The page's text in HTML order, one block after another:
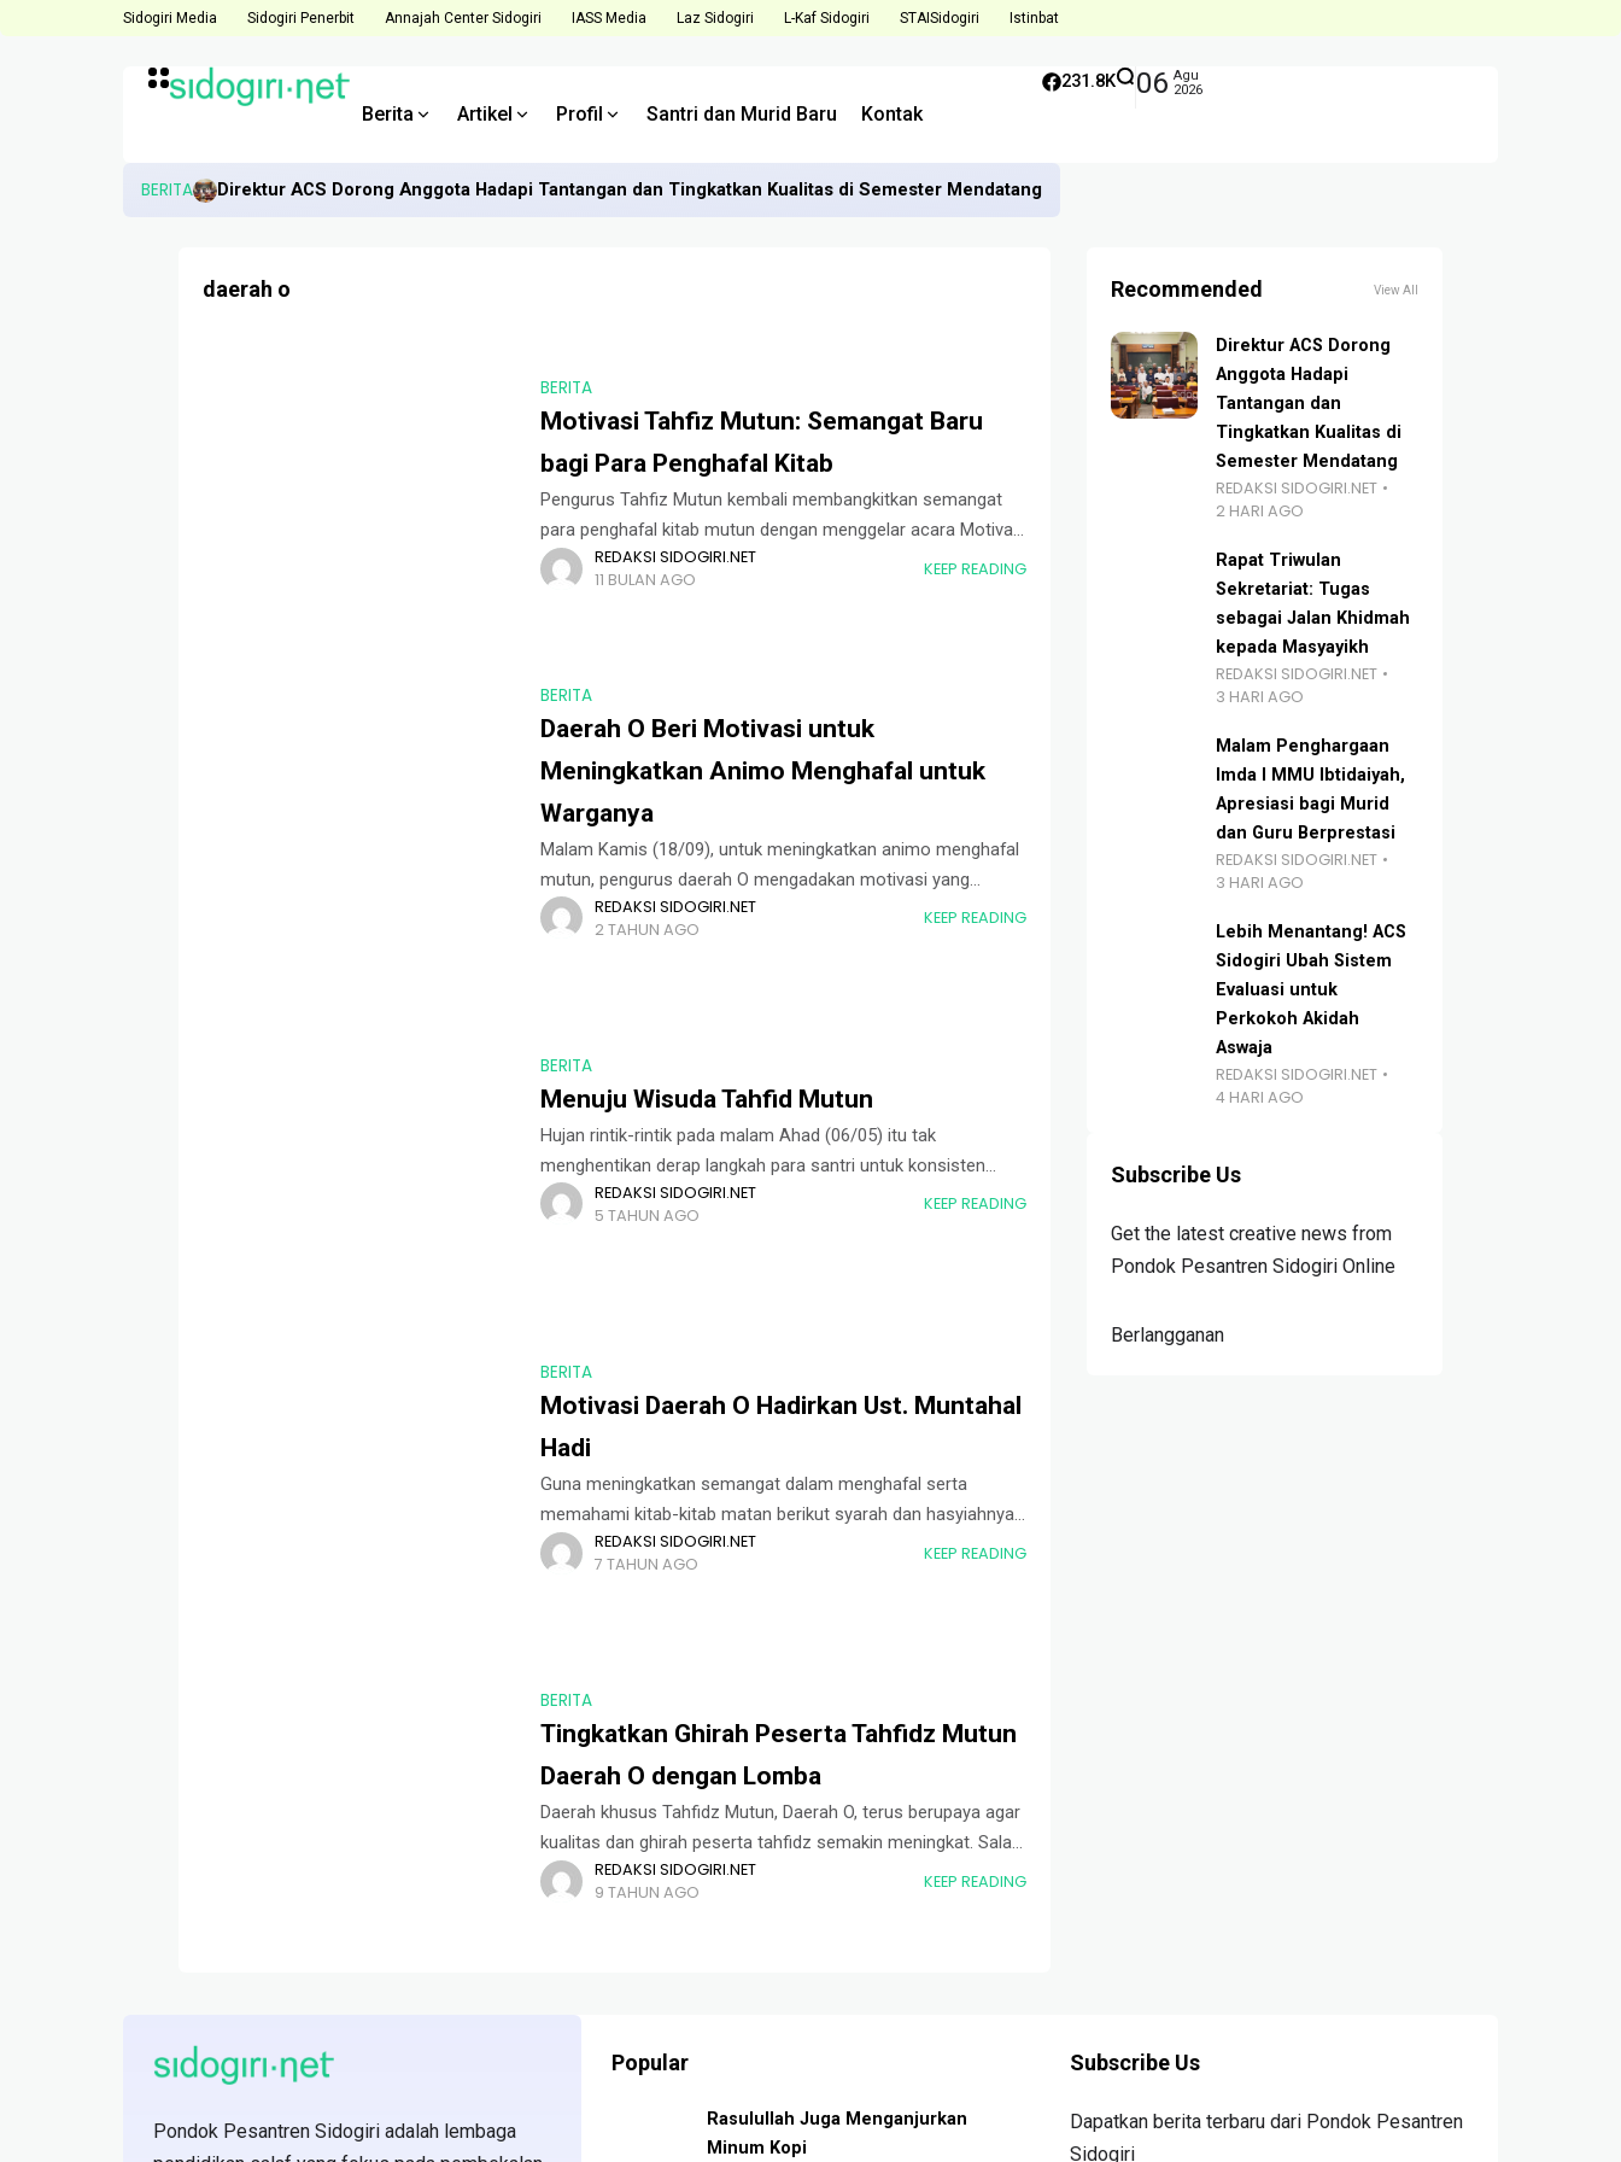
Sidogiri Media Sidogiri Penerbit Annajah Center Sidogiri IASS Media Laz Sidogiri L-Kaf Sidogiri STAISidogiri Istinbat
Berita Artikel Profil Santri dan Murid Baru Kontak
231.8K 06 Agu
2026
BERITA Direktur ACS Dorong Anggota Hadapi Tantangan dan Tingkatkan Kualitas di Semester Mendatang
daerah o
BERITA
Motivasi Tahfiz Mutun: Semangat Baru
bagi Para Penghafal Kitab
Pengurus Tahfiz Mutun kembali membangkitkan semangat
para penghafal kitab mutun dengan menggelar acara Motivasi
pada Jumat malam (19/09). Acara yang berlangsung di Aula
Gedung Sidogiri Corp ini dihadiri oleh Kepala
REDAKSI SIDOGIRI.NET
11 BULAN AGO
KEEP READING
BERITA
Daerah O Beri Motivasi untuk
Meningkatkan Animo Menghafal untuk
Warganya
Malam Kamis (18/09), untuk meningkatkan animo menghafal
mutun, pengurus daerah O mengadakan motivasi yang
bertempat di Gedung Sidogiri Corp lt. III. Sebanyak lima ratus
orang hadir dalam acara ini dengan
REDAKSI SIDOGIRI.NET
2 TAHUN AGO
KEEP READING
BERITA
Menuju Wisuda Tahfid Mutun
Hujan rintik-rintik pada malam Ahad (06/05) itu tak
menghentikan derap langkah para santri untuk konsisten
belajar. Terlihat beberapa sosok sedang melangkah menuju
Daerah O. Di malam yang sunyi ini Pengurus
REDAKSI SIDOGIRI.NET
5 TAHUN AGO
KEEP READING
BERITA
Motivasi Daerah O Hadirkan Ust. Muntahal
Hadi
Guna meningkatkan semangat dalam menghafal serta
memahami kitab-kitab matan berikut syarah dan hasyiahnya,
pengurus Daerah O kembali gelar motivasi. Acara
berlangsung sejak ba’da Isya di Halaman Kantor Sekretariat
REDAKSI SIDOGIRI.NET
7 TAHUN AGO
KEEP READING
BERITA
Tingkatkan Ghirah Peserta Tahfidz Mutun
Daerah O dengan Lomba
Daerah khusus Tahfidz Mutun, Daerah O, terus berupaya agar
kualitas dan ghirah peserta tahfidz semakin meningkat. Salah
satunya dengan menggelar lomba pada Kamis (03/11), usai
kegiatan Dibaiyah. Tepat pukul 21:00
REDAKSI SIDOGIRI.NET
9 TAHUN AGO
KEEP READING
Recommended View All
Direktur ACS Dorong
Anggota Hadapi
Tantangan dan
Tingkatkan Kualitas di
Semester Mendatang
REDAKSI SIDOGIRI.NET
2 HARI AGO
Rapat Triwulan
Sekretariat: Tugas
sebagai Jalan Khidmah
kepada Masyayikh
REDAKSI SIDOGIRI.NET
3 HARI AGO
Malam Penghargaan
Imda I MMU Ibtidaiyah,
Apresiasi bagi Murid
dan Guru Berprestasi
REDAKSI SIDOGIRI.NET
3 HARI AGO
Lebih Menantang! ACS
Sidogiri Ubah Sistem
Evaluasi untuk
Perkokoh Akidah
Aswaja
REDAKSI SIDOGIRI.NET
4 HARI AGO
Subscribe Us
Get the latest creative news from
Pondok Pesantren Sidogiri Online
Berlangganan
Pondok Pesantren Sidogiri adalah lembaga
Popular
Rasulullah Juga Menganjurkan
Minum Kopi
Subscribe Us
Dapatkan berita terbaru dari Pondok Pesantren
Sidogiri